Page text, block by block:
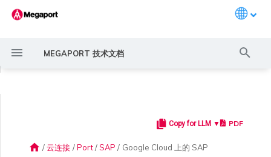
MEGAPORT 技术文档
概述
创建 LAG
AWS MCR 连接
AWS Direct Connect
AWS Direct Connect
AWS MVE 连接
AWS Direct Connect
AWS Direct Connect
AWS Direct Connect
AWS Direct Connect
路由过滤
6WIND 概述
Anapaya 概述
Aruba SD-WAN 概述
Aviatrix Secure Edge 概述
Check Point CloudGuard 概
Cisco MVE 概述
Fortinet FortiGate 概述
Juniper MVE 概述
VM-Series Firewall
Peplink FusionHub 概述
Versa SD-WAN 概述
VMware SD-WAN 概述
IX 要求
编辑 IX
MegaIX 功能概述
激活 Port
Port 或 VXC 中断或抖动
MCR 中断或不可用
MVE 中断或不可用
IX 连接性
云服务提供商互联地址空间
Copy for LLM ▼ PDF
home / 云连接 / Port /SAP / Google Cloud 上的 SAP